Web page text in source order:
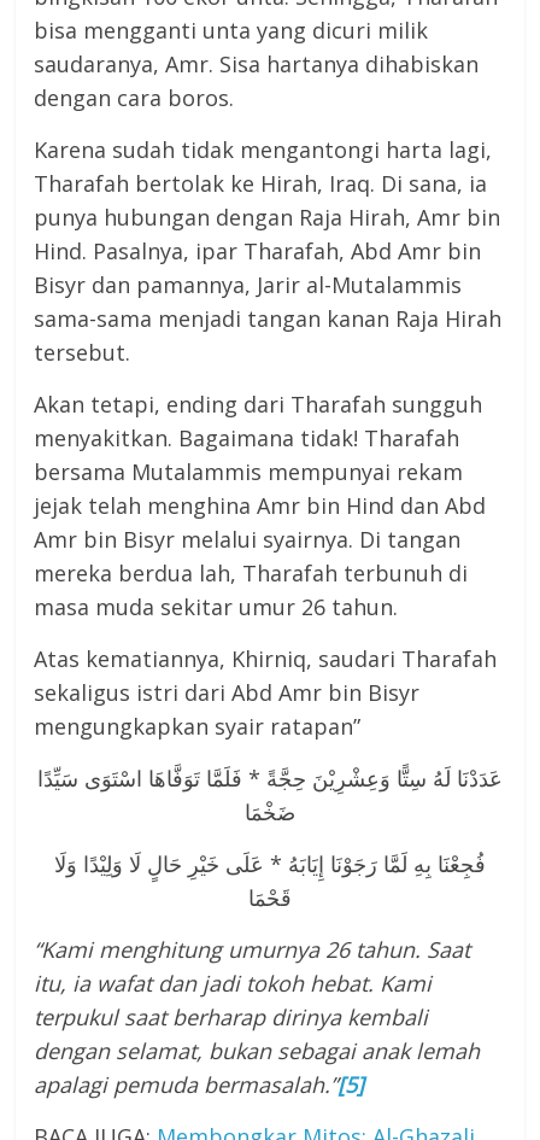
bisa mengganti unta yang dicuri milik
saudaranya, Amr. Sisa hartanya dihabiskan
dengan cara boros.
Karena sudah tidak mengantongi harta lagi,
Tharafah bertolak ke Hirah, Iraq. Di sana, ia
punya hubungan dengan Raja Hirah, Amr bin
Hind. Pasalnya, ipar Tharafah, Abd Amr bin
Bisyr dan pamannya, Jarir al-Mutalammis
sama-sama menjadi tangan kanan Raja Hirah
tersebut.
Akan tetapi, ending dari Tharafah sungguh
menyakitkan. Bagaimana tidak! Tharafah
bersama Mutalammis mempunyai rekam
jejak telah menghina Amr bin Hind dan Abd
Amr bin Bisyr melalui syairnya. Di tangan
mereka berdua lah, Tharafah terbunuh di
masa muda sekitar umur 26 tahun.
Atas kematiannya, Khirniq, saudari Tharafah
sekaligus istri dari Abd Amr bin Bisyr
mengungkapkan syair ratapan”
عَدَدْنَا لَهُ سِتًّا وَعِشْرِيْنَ حِجَّةً * فَلَمَّا تَوَفَّاهَا اسْتَوَى سَيِّدًا
ضَخْمَا
فُجِعْنَا بِهِ لَمَّا رَجَوْنَا إِيَابَهُ * عَلَى خَيْرِ حَالٍ لَا وَلِيْدًا وَلَا
قَحْمَا
“Kami menghitung umurnya 26 tahun. Saat
itu, ia wafat dan jadi tokoh hebat. Kami
terpukul saat berharap dirinya kembali
dengan selamat, bukan sebagai anak lemah
apalagi pemuda bermasalah.”[5]